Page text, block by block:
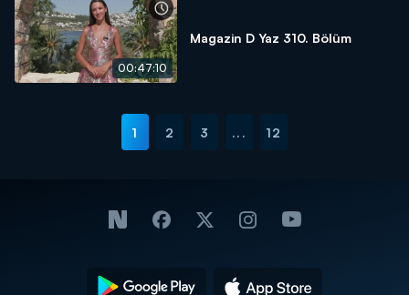
00:47:10
Magazin D Yaz 310. Bölüm
1 2 3 ... 12